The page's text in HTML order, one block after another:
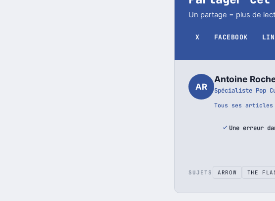
Un partage = plus de
X FACEBOOK
AR
Antoine
Spécialiste Pop
Tous ses articles
Une erreur
SUJETS ARROW THE